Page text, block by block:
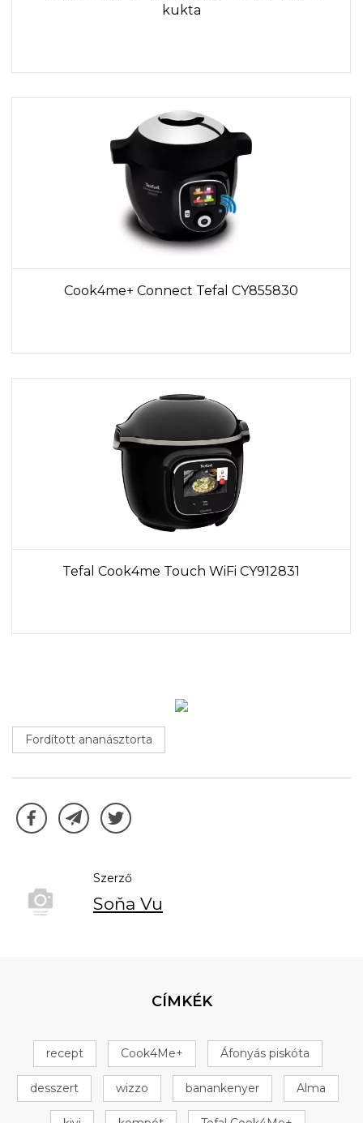
kukta
Cook4me+ Connect Tefal CY855830
Tefal Cook4me Touch WiFi CY912831
Fordított ananásztorta
Szerző
Soňa Vu
CÍMKÉK
recept Cook4Me+ Áfonyás piskóta
desszert wizzo banankenyer Alma